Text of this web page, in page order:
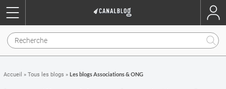
Accueil » Tous les blogs » Les blogs Associations & ONG